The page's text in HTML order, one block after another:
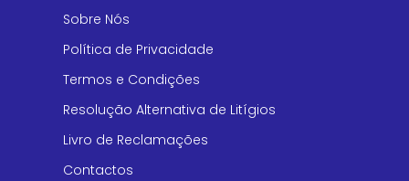
Sobre Nós
Política de Privacidade
Termos e Condições
Resolução Alternativa de Litígios
Livro de Reclamações
Contactos